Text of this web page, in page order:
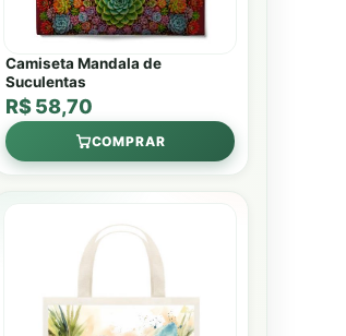
Camiseta Mandala de
Suculentas
R$ 58,70
COMPRAR